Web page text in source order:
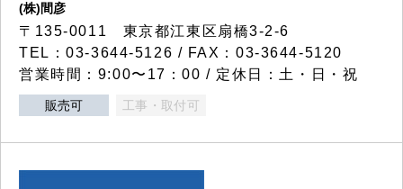
(株)間彦
〒135-0011 東京都江東区扇橋3-2-6
TEL：03-3644-5126 / FAX：03-3644-5120
営業時間：9:00〜17：00 / 定休日：土・日・祝
販売可 工事・取付可